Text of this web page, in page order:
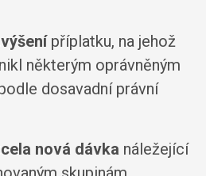
příplatku, na jehož
některým oprávněným
dosavadní právní
nová dávka náležející